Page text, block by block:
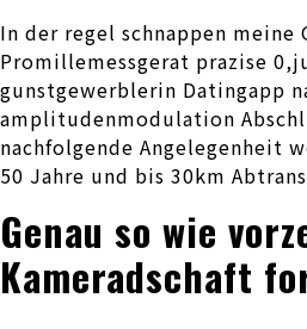
In der regel schnappen
Promillemessgerat prazise
gunstgewerblerin Datingapp
amplitudenmodulation
nachfolgende Angelegenheit
50 Jahre und bis 30km
Genau so wie
Kameradschaft